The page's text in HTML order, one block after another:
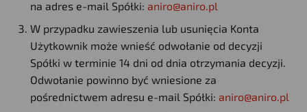
na adres e-mail Spółki: aniro@aniro.pl
W przypadku zawieszenia lub usunięcia Konta
Użytkownik może wnieść odwołanie od decyzji
Spółki w terminie 14 dni od dnia otrzymania decyzji.
Odwołanie powinno być wniesione za
pośrednictwem adresu e-mail Spółki: aniro@aniro.pl